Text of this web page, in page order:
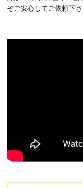
ぞご安心してご依頼下さ